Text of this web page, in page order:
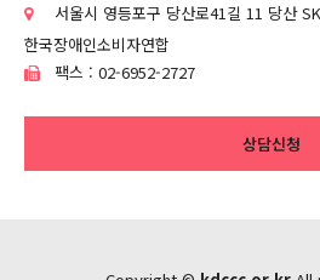
서울시 영등포구 당산로41길 11 당산
한국장애인소비자연합
팩스 : 02-6952-2727
상담신청